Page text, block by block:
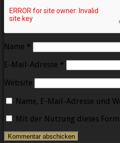
Name *
E-Mail-Adresse *
Website
Name, E-Mail-Adresse und
Mit der Nutzung dieses